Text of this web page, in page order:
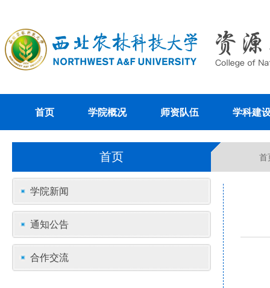
首页 学院概况 师资队伍 学科建
首页 首
学院新闻
通知公告
合作交流